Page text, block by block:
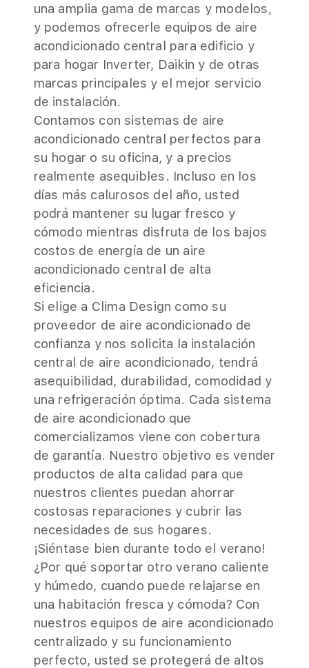
una amplia gama de marcas y modelos,
y podemos ofrecerle equipos de aire
acondicionado central para edificio y
para hogar Inverter, Daikin y de otras
marcas principales y el mejor servicio
de instalación.
Contamos con sistemas de aire
acondicionado central perfectos para
su hogar o su oficina, y a precios
realmente asequibles. Incluso en los
días más calurosos del año, usted
podrá mantener su lugar fresco y
cómodo mientras disfruta de los bajos
costos de energía de un aire
acondicionado central de alta
eficiencia.
Si elige a Clima Design como su
proveedor de aire acondicionado de
confianza y nos solicita la instalación
central de aire acondicionado, tendrá
asequibilidad, durabilidad, comodidad y
una refrigeración óptima. Cada sistema
de aire acondicionado que
comercializamos viene con cobertura
de garantía. Nuestro objetivo es vender
productos de alta calidad para que
nuestros clientes puedan ahorrar
costosas reparaciones y cubrir las
necesidades de sus hogares.
¡Siéntase bien durante todo el verano!
¿Por qué soportar otro verano caliente
y húmedo, cuando puede relajarse en
una habitación fresca y cómoda? Con
nuestros equipos de aire acondicionado
centralizado y su funcionamiento
perfecto, usted se protegerá de altos